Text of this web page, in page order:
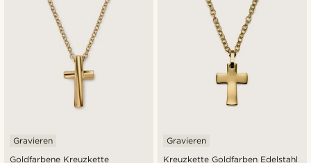
Goldfarbene Kreuzkette
Gravieren
Kreuzkette Goldfarben Edelstahl
Gravieren